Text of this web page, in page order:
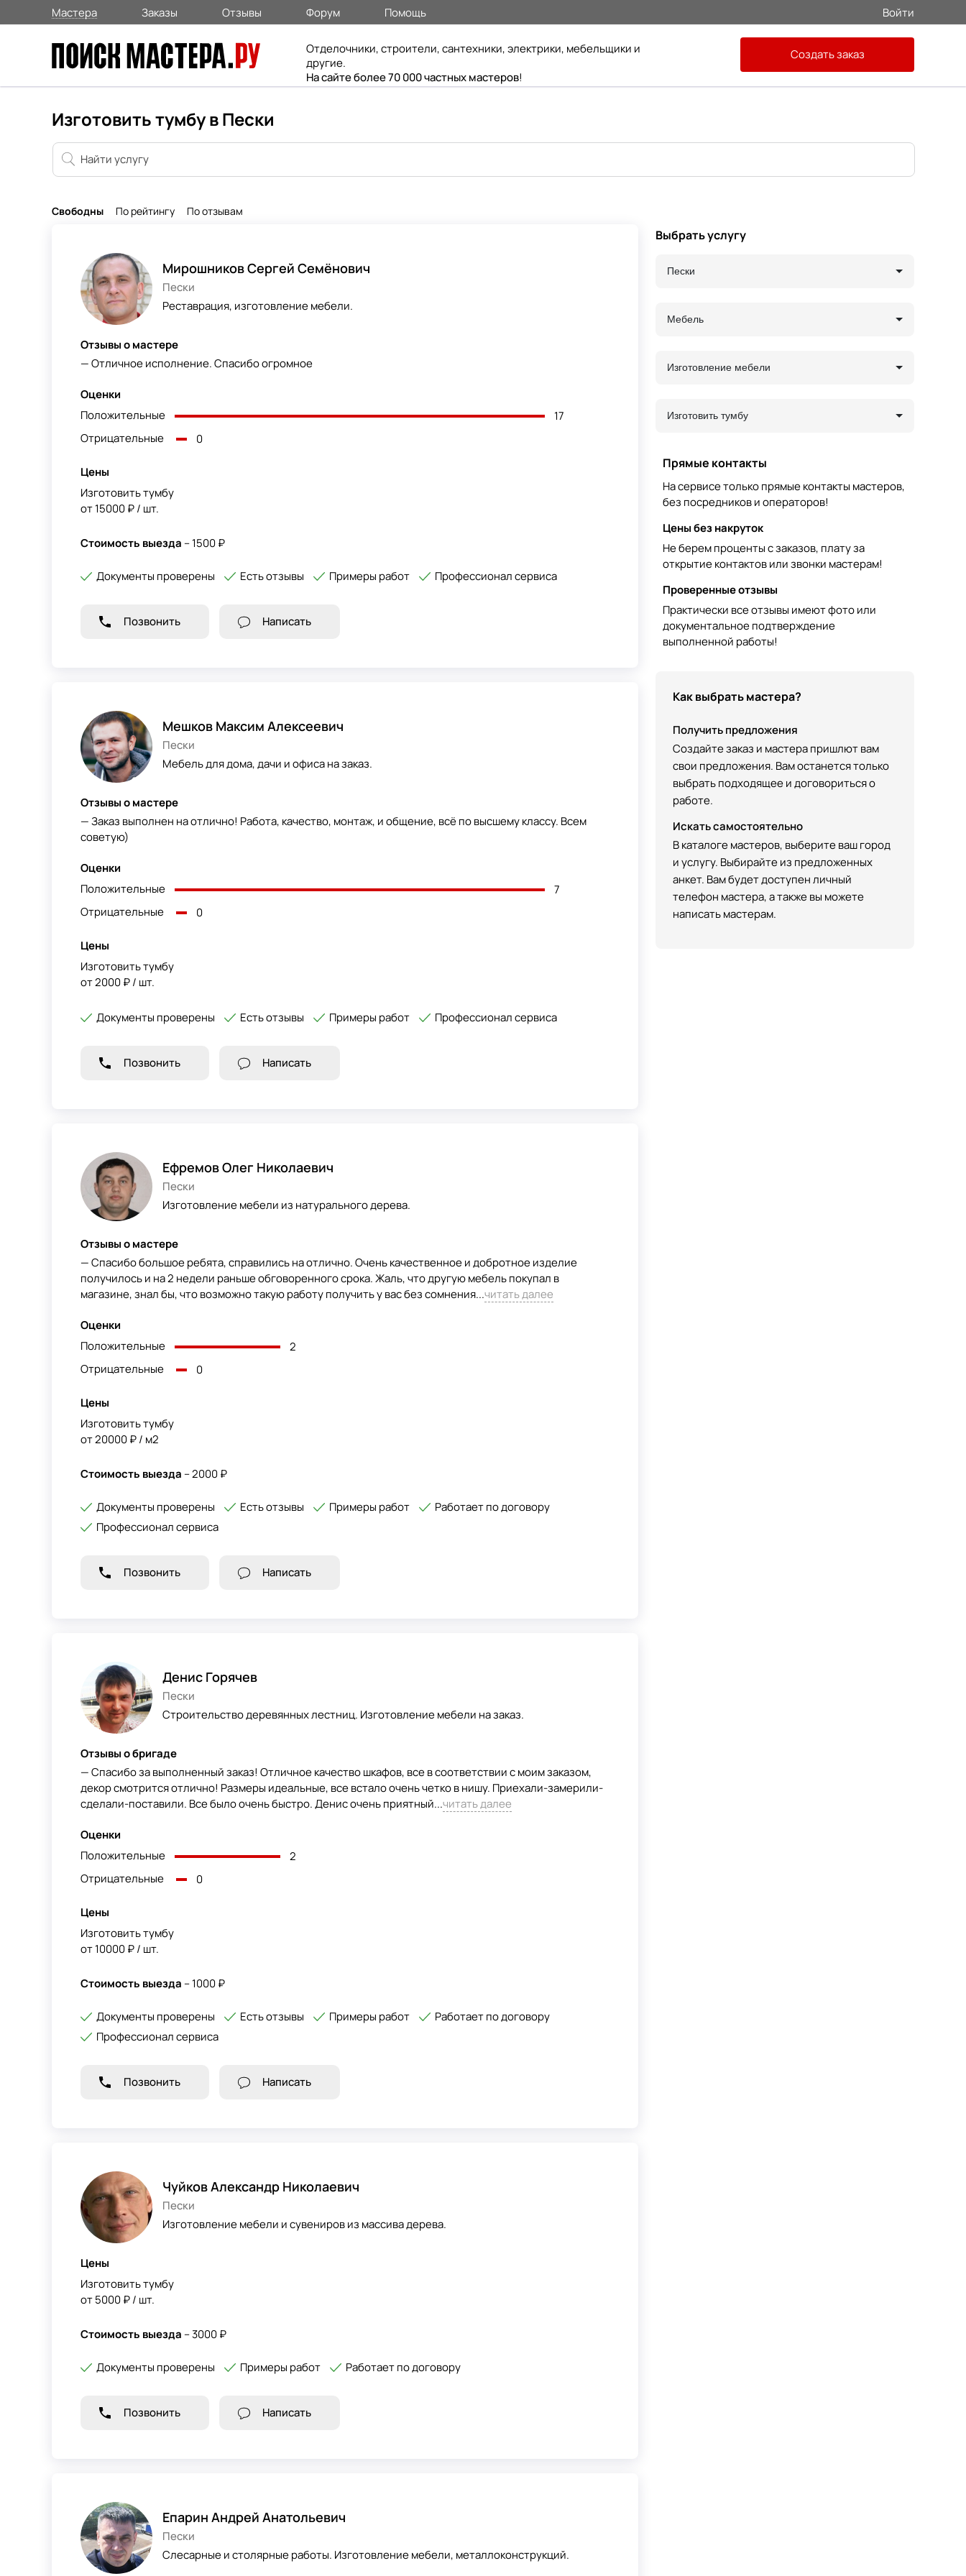
Мастера Заказы Отзывы Форум Помощь Войти
Отделочники, строители, сантехники, электрики, мебельщики и
другие.
На сайте более 70 000 частных мастеров!
Создать заказ
Изготовить тумбу в Пески
Свободны По рейтингу По отзывам
Мирошников Сергей Семёнович
Пески
Реставрация, изготовление мебели.
Отзывы о мастере
— Отличное исполнение. Спасибо огромное
Оценки
Положительные
17
Отрицательные
0
Цены
Изготовить тумбу
от 15000 ₽ / шт.
Стоимость выезда – 1500 ₽
Документы проверены Есть отзывы Примеры работ Профессионал сервиса
Позвонить Написать
Мешков Максим Алексеевич
Пески
Мебель для дома, дачи и офиса на заказ.
Отзывы о мастере
— Заказ выполнен на отлично! Работа, качество, монтаж, и общение, всё по высшему классу. Всем
советую)
Оценки
Положительные
7
Отрицательные
0
Цены
Изготовить тумбу
от 2000 ₽ / шт.
Документы проверены Есть отзывы Примеры работ Профессионал сервиса
Позвонить Написать
Ефремов Олег Николаевич
Пески
Изготовление мебели из натурального дерева.
Отзывы о мастере
— Спасибо большое ребята, справились на отлично. Очень качественное и добротное изделие
получилось и на 2 недели раньше обговоренного срока. Жаль, что другую мебель покупал в
магазине, знал бы, что возможно такую работу получить у вас без сомнения...читать далее
Оценки
Положительные
2
Отрицательные
0
Цены
Изготовить тумбу
от 20000 ₽ / м2
Стоимость выезда – 2000 ₽
Документы проверены Есть отзывы Примеры работ
Работает по договору
Профессионал сервиса
Позвонить Написать
Денис Горячев
Пески
Строительство деревянных лестниц. Изготовление мебели на заказ.
Отзывы о бригаде
— Спасибо за выполненный заказ! Отличное качество шкафов, все в соответствии с моим заказом,
декор смотрится отлично! Размеры идеальные, все встало очень четко в нишу. Приехали-замерили-
сделали-поставили. Все было очень быстро. Денис очень приятный...читать далее
Оценки
Положительные
2
Отрицательные
0
Цены
Изготовить тумбу
от 10000 ₽ / шт.
Стоимость выезда – 1000 ₽
Документы проверены Есть отзывы Примеры работ
Работает по договору
Профессионал сервиса
Позвонить Написать
Чуйков Александр Николаевич
Пески
Изготовление мебели и сувениров из массива дерева.
Цены
Изготовить тумбу
от 5000 ₽ / шт.
Стоимость выезда – 3000 ₽
Документы проверены Примеры работ Работает по договору
Позвонить Написать
Епарин Андрей Анатольевич
Пески
Слесарные и столярные работы. Изготовление мебели, металлоконструкций.
Выбрать услугу
Пески
Мебель
Изготовление мебели
Изготовить тумбу
Прямые контакты
На сервисе только прямые контакты мастеров,
без посредников и операторов!
Цены без накруток
Не берем проценты с заказов, плату за
открытие контактов или звонки мастерам!
Проверенные отзывы
Практически все отзывы имеют фото или
документальное подтверждение
выполненной работы!
Как выбрать мастера?
Получить предложения
Создайте заказ и мастера пришлют вам
свои предложения. Вам останется только
выбрать подходящее и договориться о
работе.
Искать самостоятельно
В каталоге мастеров, выберите ваш город
и услугу. Выбирайте из предложенных
анкет. Вам будет доступен личный
телефон мастера, а также вы можете
написать мастерам.